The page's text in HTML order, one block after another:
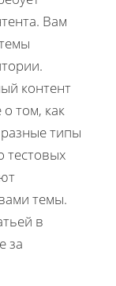
Вам
контент
том, как
типы
тестовых
темы.
в
за